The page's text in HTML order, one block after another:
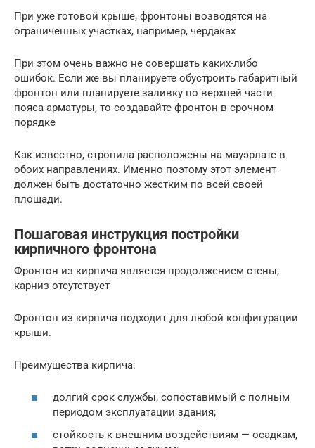
При уже готовой крыше, фронтоны возводятся на
ограниченных участках, например, чердаках
При этом очень важно не совершать каких-либо
ошибок. Если же вы планируете обустроить габаритный
фронтон или планируете заливку по верхней части
пояса арматуры, то создавайте фронтон в срочном
порядке
Как известно, стропила расположены на мауэрлате в
обоих направлениях. Именно поэтому этот элемент
должен быть достаточно жестким по всей своей
площади.
Пошаговая инструкция постройки
кирпичного фронтона
Фронтон из кирпича является продолжением стены,
карниз отсутствует
Фронтон из кирпича подходит для любой конфигурации
крыши.
Преимущества кирпича:
долгий срок службы, сопоставимый с полным
периодом эксплуатации здания;
стойкость к внешним воздействиям — осадкам,